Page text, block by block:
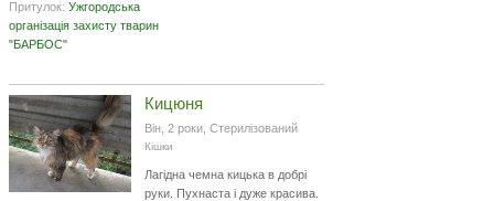
Притулок: Ужгородська
організація захисту тварин
"БАРБОС"
Кицюня
Він, 2 роки, Стерилізований
Кішки
Лагідна чемна кицька в добрі
руки. Пухнаста і дуже красива.